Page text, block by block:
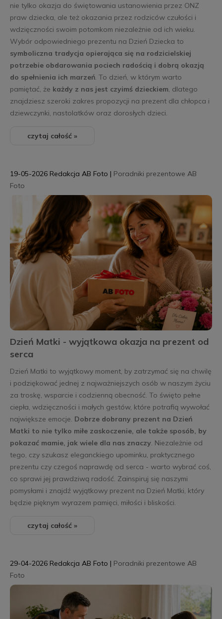
nie tylko okazja do świętowania ustanowienia przez ONZ
praw dziecka, ale też okazania przez rodziców czułości i
wdzięczności swoim potomkom niezależnie od ich wieku.
Wybór odpowiedniego prezentu na Dzień Dziecka to
symboliczna tradycja opierająca się na rodzicielskiej
potrzebie obdarowania pociech radością i dobrą okazją
do spełnienia ich marzeń. To dzień, w którym warto
pamiętać, że każdy z nas jest czyimś dzieckiem, dlatego
znajdziesz szeroki zakres propozycji na prezent dla chłopca i
dziewczynki, nastolatków oraz dorosłych dzieci.
czytaj całość »
Dzień Matki - wyjątkowa okazja na prezent od
serca
19-05-2026 Redakcja AB Foto | Poradniki prezentowe AB
Foto
Dzień Matki to wyjątkowy moment, by zatrzymać się na chwilę
i podziękować jednej z najważniejszych osób w naszym życiu
za troskę, wsparcie i codzienną obecność. To święto pełne
ciepła, wdzięczności i małych gestów, które potrafią wywołać
największe emocje. Dobrze dobrany prezent na Dzień
Matki to nie tylko miłe zaskoczenie, ale także sposób, by
pokazać mamie, jak wiele dla nas znaczy. Niezależnie od
tego, czy szukasz eleganckiego upominku, praktycznego
prezentu czy czegoś naprawdę od serca - warto wybrać coś,
co sprawi jej prawdziwą radość. Zainspiruj się naszymi
pomysłami i znajdź wyjątkowy prezent na Dzień Matki, który
będzie pięknym wyrazem pamięci, miłości i bliskości.
czytaj całość »
29-04-2026 Redakcja AB Foto | Poradniki prezentowe AB
Foto